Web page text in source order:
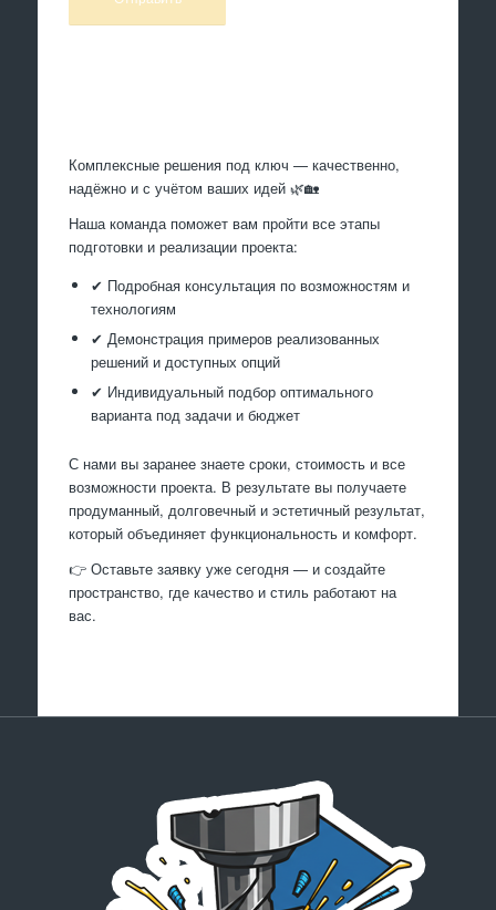
Комплексные решения под ключ — качественно,
надёжно и с учётом ваших идей 🌿🏡
Наша команда поможет вам пройти все этапы
подготовки и реализации проекта:
✔ Подробная консультация по возможностям и
технологиям
✔ Демонстрация примеров реализованных
решений и доступных опций
✔ Индивидуальный подбор оптимального
варианта под задачи и бюджет
С нами вы заранее знаете сроки, стоимость и все
возможности проекта. В результате вы получаете
продуманный, долговечный и эстетичный результат,
который объединяет функциональность и комфорт.
👉 Оставьте заявку уже сегодня — и создайте
пространство, где качество и стиль работают на
вас.